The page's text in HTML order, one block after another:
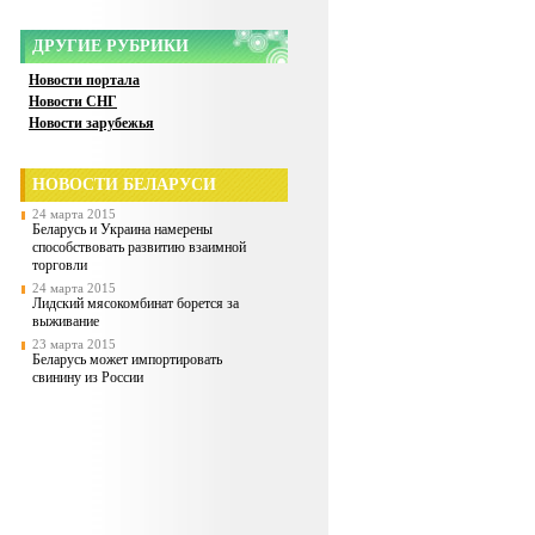
ДРУГИЕ РУБРИКИ
Новости портала
Новости СНГ
Новости зарубежья
НОВОСТИ БЕЛАРУСИ
24 марта 2015
Беларусь и Украина намерены
способствовать развитию взаимной
торговли
24 марта 2015
Лидский мясокомбинат борется за
выживание
23 марта 2015
Беларусь может импортировать
свинину из России